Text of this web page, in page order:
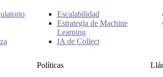
Escalabilidad
Estrategia de Machine
Learning
IA de Collect
Políticas